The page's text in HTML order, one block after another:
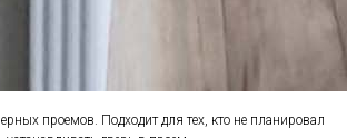
проемов. Подходит для тех, кто не планировал